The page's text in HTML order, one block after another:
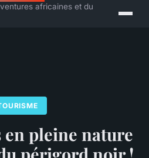
africaines et du
en pleine nature